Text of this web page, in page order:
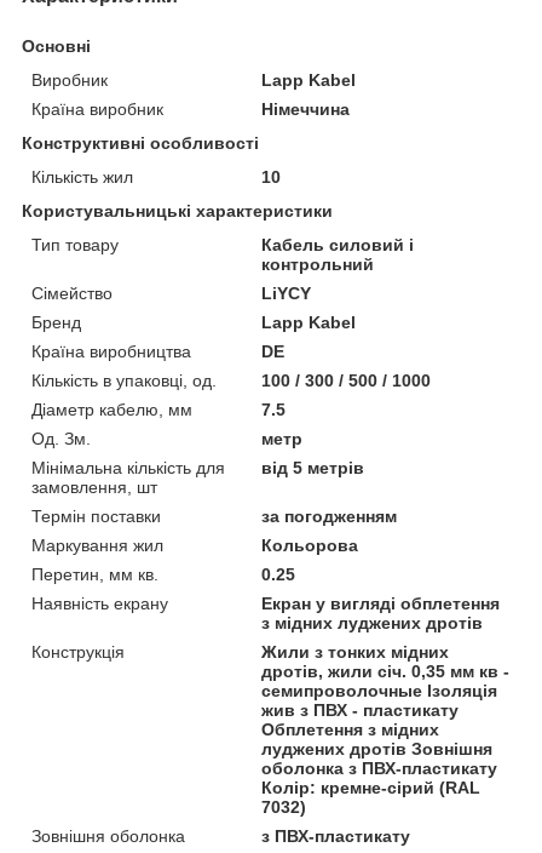
Основні
Виробник
Lapp Kabel
Країна виробник
Німеччина
Конструктивні особливості
Кількість жил
10
Користувальницькі характеристики
Тип товару
Кабель силовий і
контрольний
Сімейство
LiYCY
Бренд
Lapp Kabel
Країна виробництва
DE
Кількість в упаковці, од.
100 / 300 / 500 / 1000
Діаметр кабелю, мм
7.5
Од. Зм.
метр
Мінімальна кількість для
замовлення, шт
від 5 метрів
Термін поставки
за погодженням
Маркування жил
Кольорова
Перетин, мм кв.
0.25
Наявність екрану
Екран у вигляді обплетення
з мідних луджених дротів
Конструкція
Жили з тонких мідних
дротів, жили січ. 0,35 мм кв -
семипроволочные Ізоляція
жив з ПВХ - пластикату
Обплетення з мідних
луджених дротів Зовнішня
оболонка з ПВХ-пластикату
Колір: кремне-сірий (RAL
7032)
Зовнішня оболонка
з ПВХ-пластикату